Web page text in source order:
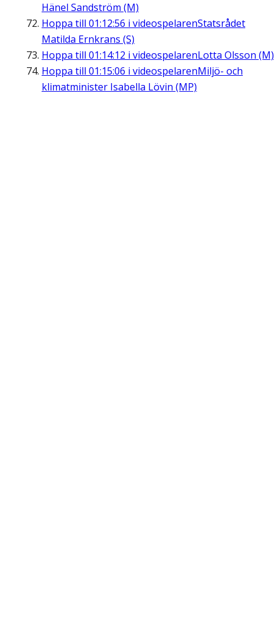
Hänel Sandström (M)
Hoppa till 01:12:56 i videospelarenStatsrådet
Matilda Ernkrans (S)
Hoppa till 01:14:12 i videospelarenLotta Olsson (M)
Hoppa till 01:15:06 i videospelarenMiljö- och
klimatminister Isabella Lövin (MP)